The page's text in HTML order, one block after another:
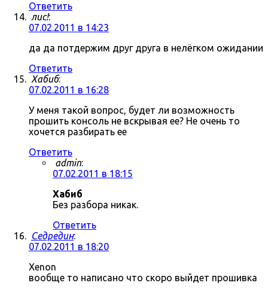
Ответить
лис!:
07.02.2011 в 14:23
да да потдержим друг друга в нелёгком ожидании
Ответить
Хабиб:
07.02.2011 в 16:28
У меня такой вопрос, будет ли возможность
прошить консоль не вскрывая ее? Не очень то
хочется разбирать ее
Ответить
admin:
07.02.2011 в 18:15
Хабиб
Без разбора никак.
Ответить
Седредин:
07.02.2011 в 18:20
Xenon
вообще то написано что скоро выйдет прошивка